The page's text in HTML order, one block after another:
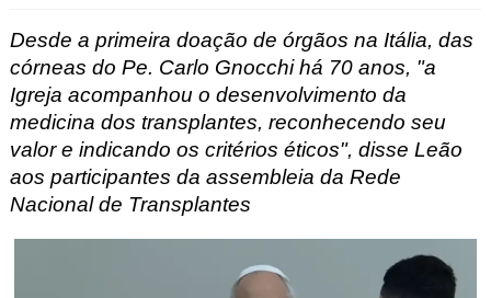
Desde a primeira doação de órgãos na Itália, das
córneas do Pe. Carlo Gnocchi há 70 anos, "a
Igreja acompanhou o desenvolvimento da
medicina dos transplantes, reconhecendo seu
valor e indicando os critérios éticos", disse Leão
aos participantes da assembleia da Rede
Nacional de Transplantes